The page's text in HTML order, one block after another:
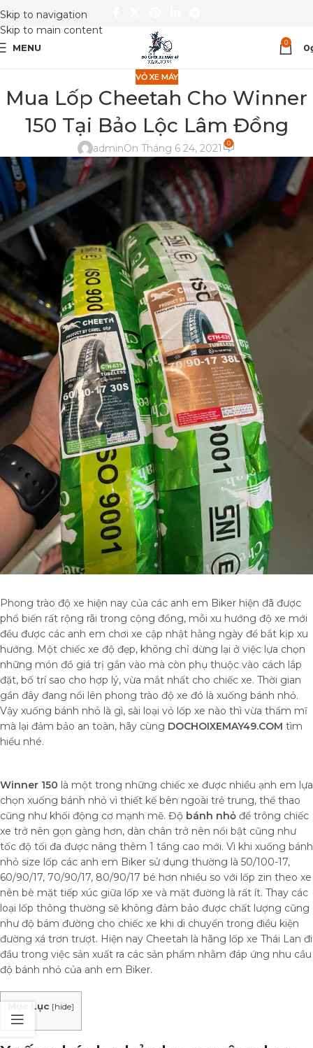
Skip to navigation
Skip to main content
MENU 0 0
VỎ XE MÁY
Mua Lốp Cheetah Cho Winner
150 Tại Bảo Lộc Lâm Đồng
adminOn Tháng 6 24, 2021 0
Phong trào độ xe hiện nay của các anh em Biker hiện đã được
phổ biến rất rộng rãi trong cộng đồng, mỗi xu hướng độ xe mới
đều được các anh em chơi xe cập nhật hằng ngày để bắt kịp xu
hướng. Một chiếc xe độ đẹp, không chỉ dừng lại ở việc lựa chọn
những món đồ giá trị gắn vào mà còn phụ thuộc vào cách lắp
đặt, bố trí sao cho hợp lý, vừa mắt nhất cho chiếc xe. Thời gian
gần đây đang nổi lên phong trào độ xe đó là xuống bánh nhỏ.
Vậy xuống bánh nhỏ là gì, sài loại vỏ lốp xe nào thì vừa thẩm mĩ
mà lại đảm bảo an toàn, hãy cùng DOCHOIXEMAY49.COM tìm
hiểu nhé.
Winner 150 là một trong những chiếc xe được nhiều ạnh em lựa
chọn xuống bánh nhỏ vì thiết kế bên ngoài trẻ trung, thể thao
cũng như khối động cơ mạnh mẽ. Độ bánh nhỏ để trông chiếc
xe trở nên gọn gàng hơn, dàn chân trở nên nổi bật cũng như
tốc độ tối đa được nâng thêm 1 tầng cao mới. Vì khi xuống bánh
nhỏ size lốp các anh em Biker sử dụng thường là 50/100-17,
60/90/17, 70/90/17, 80/90/17 bé hơn nhiều so với lốp zin theo xe
nên bè mặt tiếp xúc giữa lốp xe và mặt đường là rất ít. Thay các
loại lốp thông thường sẽ không đảm bảo được chất lượng cũng
như độ bám đường cho chiếc xe khi di chuyển trong điều kiện
đường xá trơn trượt. Hiện nay Cheetah là hãng lốp xe Thái Lan đi
đầu trong việc sản xuất ra các sản phẩm nhằm đáp ứng nhu cầu
độ bánh nhỏ của anh em Biker.
Mục Lục [hide]